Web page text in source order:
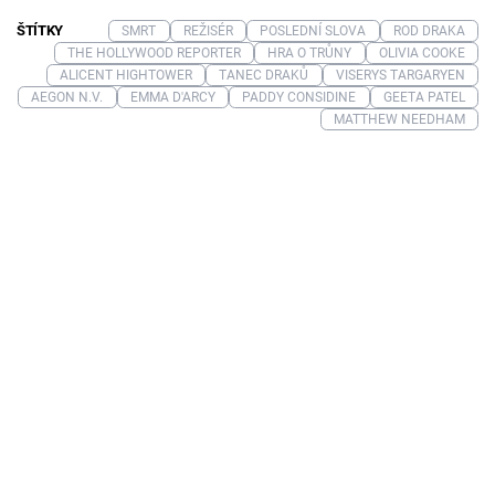
ŠTÍTKY SMRT REŽISÉR POSLEDNÍ SLOVA
ROD DRAKA
THE HOLLYWOOD REPORTER
HRA O TRŮNY
OLIVIA COOKE
ALICENT HIGHTOWER
TANEC DRAKŮ
VISERYS TARGARYEN
AEGON N.V.
EMMA D'ARCY PADDY CONSIDINE
GEETA PATEL
MATTHEW NEEDHAM